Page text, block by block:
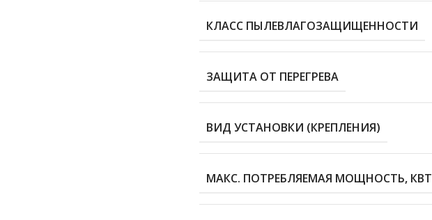
КЛАСС ПЫЛЕВЛАГОЗАЩИЩЕННОСТИ
ЗАЩИТА ОТ ПЕРЕГРЕВА
ВИД УСТАНОВКИ (КРЕПЛЕНИЯ)
МАКС. ПОТРЕБЛЯЕМАЯ МОЩНОСТЬ, КВТ